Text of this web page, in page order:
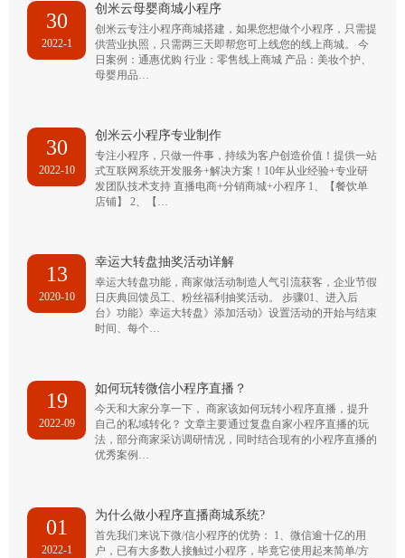
30
2022-1
创米云母婴商城小程序
创米云专注小程序商城搭建，如果您想做个小程序，只需提
供营业执照，只需两三天即帮您可上线您的线上商城。 今
日案例：通惠优购 行业：零售线上商城 产品：美妆个护、
母婴用品…
30
2022-10
创米云小程序专业制作
专注小程序，只做一件事，持续为客户创造价值！提供一站
式互联网系统开发服务+解决方案！10年从业经验+专业研
发团队技术支持 直播电商+分销商城+小程序 1、【餐饮单
店铺】 2、【…
13
2020-10
幸运大转盘抽奖活动详解
幸运大转盘功能，商家做活动制造人气引流获客，企业节假
日庆典回馈员工、粉丝福利抽奖活动。 步骤01、进入后
台》功能》幸运大转盘》添加活动》设置活动的开始与结束
时间、每个…
19
2022-09
如何玩转微信小程序直播？
今天和大家分享一下， 商家该如何玩转小程序直播，提升
自己的私域转化？ 文章主要通过复盘自家小程序直播的玩
法，部分商家采访调研情况，同时结合现有的小程序直播的
优秀案例…
01
2022-1
为什么做小程序直播商城系统?
首先我们来说下微/信小程序的优势： 1、微信逾十亿的用
户，已有大多数人接触过小程序，毕竟它使用起来简单/方